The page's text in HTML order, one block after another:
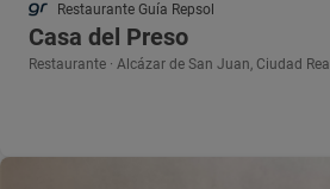
Restaurante Guía Repsol
Casa del Preso
Restaurante · Alcázar de San Juan, Ciudad Real